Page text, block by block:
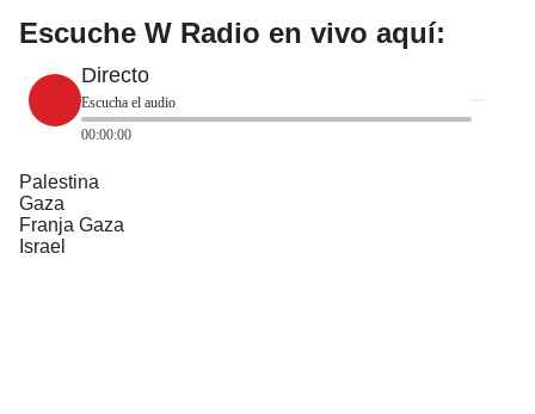
Escuche W Radio en vivo aquí:
Directo
Escucha el audio
00:00:00
Palestina
Gaza
Franja Gaza
Israel